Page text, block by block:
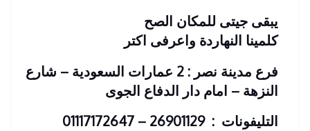
يبقى جيتى للمكان الصح
كلمينا النهاردة واعرفى اكتر
فرع مدينة نصر : 2 عمارات السعودية – شارع
النزهة – امام دار الدفاع الجوى
التليفونات : 26901129 – 01117172647